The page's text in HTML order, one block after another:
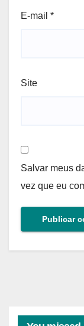
E-mail *
Site
Salvar meus
vez que eu